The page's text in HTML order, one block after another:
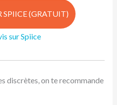
SPIICE (GRATUIT)
sur Spiice
discrètes, on te recommande